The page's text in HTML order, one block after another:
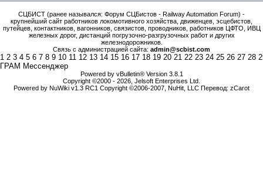
СЦБИСТ (ранее назывался: Форум СЦБистов - Railway Automation Forum) -
крупнейший сайт работников локомотивного хозяйства, движенцев, эсцебистов,
путейцев, контактников, вагонников, связистов, проводников, работников ЦФТО, ИВЦ
железных дорог, дистанций погрузочно-разгрузочных работ и других
железнодорожников.
Связь с администрацией сайта: admin@scbist.com
1 2 3 4 5 6 7 8 9 10 11 12 13 14 15 16 17 18 19 20 21 22 23 24 25 26 27 28
ГРАМ Мессенджер
Powered by vBulletin® Version 3.8.1
Copyright ©2000 - 2026, Jelsoft Enterprises Ltd.
Powered by NuWiki v1.3 RC1 Copyright ©2006-2007, NuHit, LLC Перевод: zCarot